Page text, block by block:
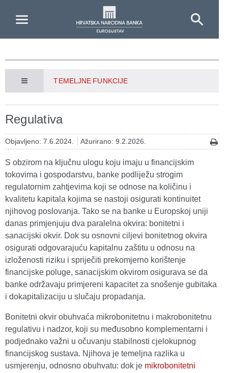
TEMELJNE FUNKCIJE
Regulativa
Objavljeno: 7.6.2024. Ažurirano: 9.2.2026.
S obzirom na ključnu ulogu koju imaju u financijskim
tokovima i gospodarstvu, banke podliježu strogim
regulatornim zahtjevima koji se odnose na količinu i
kvalitetu kapitala kojima se nastoji osigurati kontinuitet
njihovog poslovanja. Tako se na banke u Europskoj uniji
danas primjenjuju dva paralelna okvira: bonitetni i
sanacijski okvir. Dok su osnovni ciljevi bonitetnog okvira
osigurati odgovarajuću kapitalnu zaštitu u odnosu na
izloženosti riziku i spriječiti prekomjerno korištenje
financijske poluge, sanacijskim okvirom osigurava se da
banke održavaju primjereni kapacitet za snošenje gubitaka
i dokapitalizaciju u slučaju propadanja.
Bonitetni okvir obuhvaća mikrobonitetnu i makrobonitetnu
regulativu i nadzor, koji su međusobno komplementarni i
podjednako važni u očuvanju stabilnosti cjelokupnog
financijskog sustava. Njihova je temeljna razlika u
usmjerenju, odnosno obuhvatu: dok je mikrobonitetni